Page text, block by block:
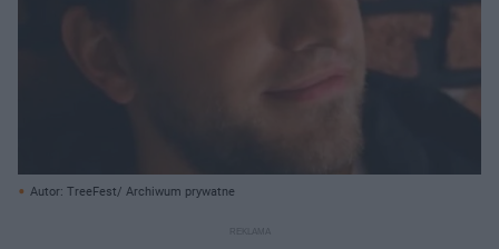
Autor: TreeFest/ Archiwum prywatne